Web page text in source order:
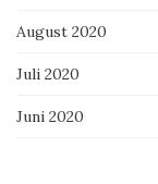
August 2020
Juli 2020
Juni 2020